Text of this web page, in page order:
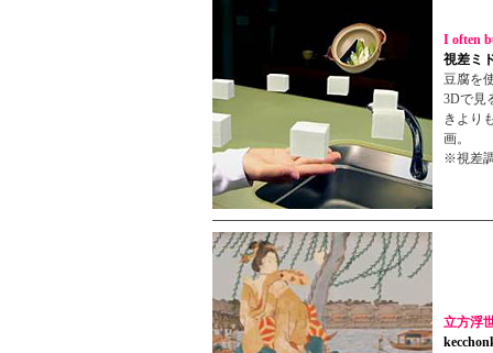
I often
視差ミ
豆腐を
3Dで見
きより
画。
※視差
立方浮